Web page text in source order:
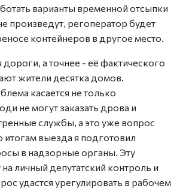
варианты временной отсыпки
произведут, регоператор будет
контейнеров в другое место.
дороги, а точнее - её фактического
жители десятка домов.
касается не только
не могут заказать дрова и
службы, а это уже вопрос
итогам выезда я подготовил
в надзорные органы. Эту
личный депутатский контроль и
удастся урегулировать в рабочем